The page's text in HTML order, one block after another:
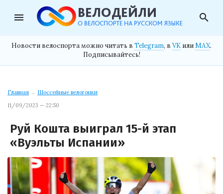
menu search
Новости велоспорта можно читать в Telegram, в VK илиMAX.
Подписывайтесь!
Главная → Шоссейные велогонки
11/09/2023 — 22:50
Руй Кошта выиграл 15-й этап
«Вуэльты Испании»